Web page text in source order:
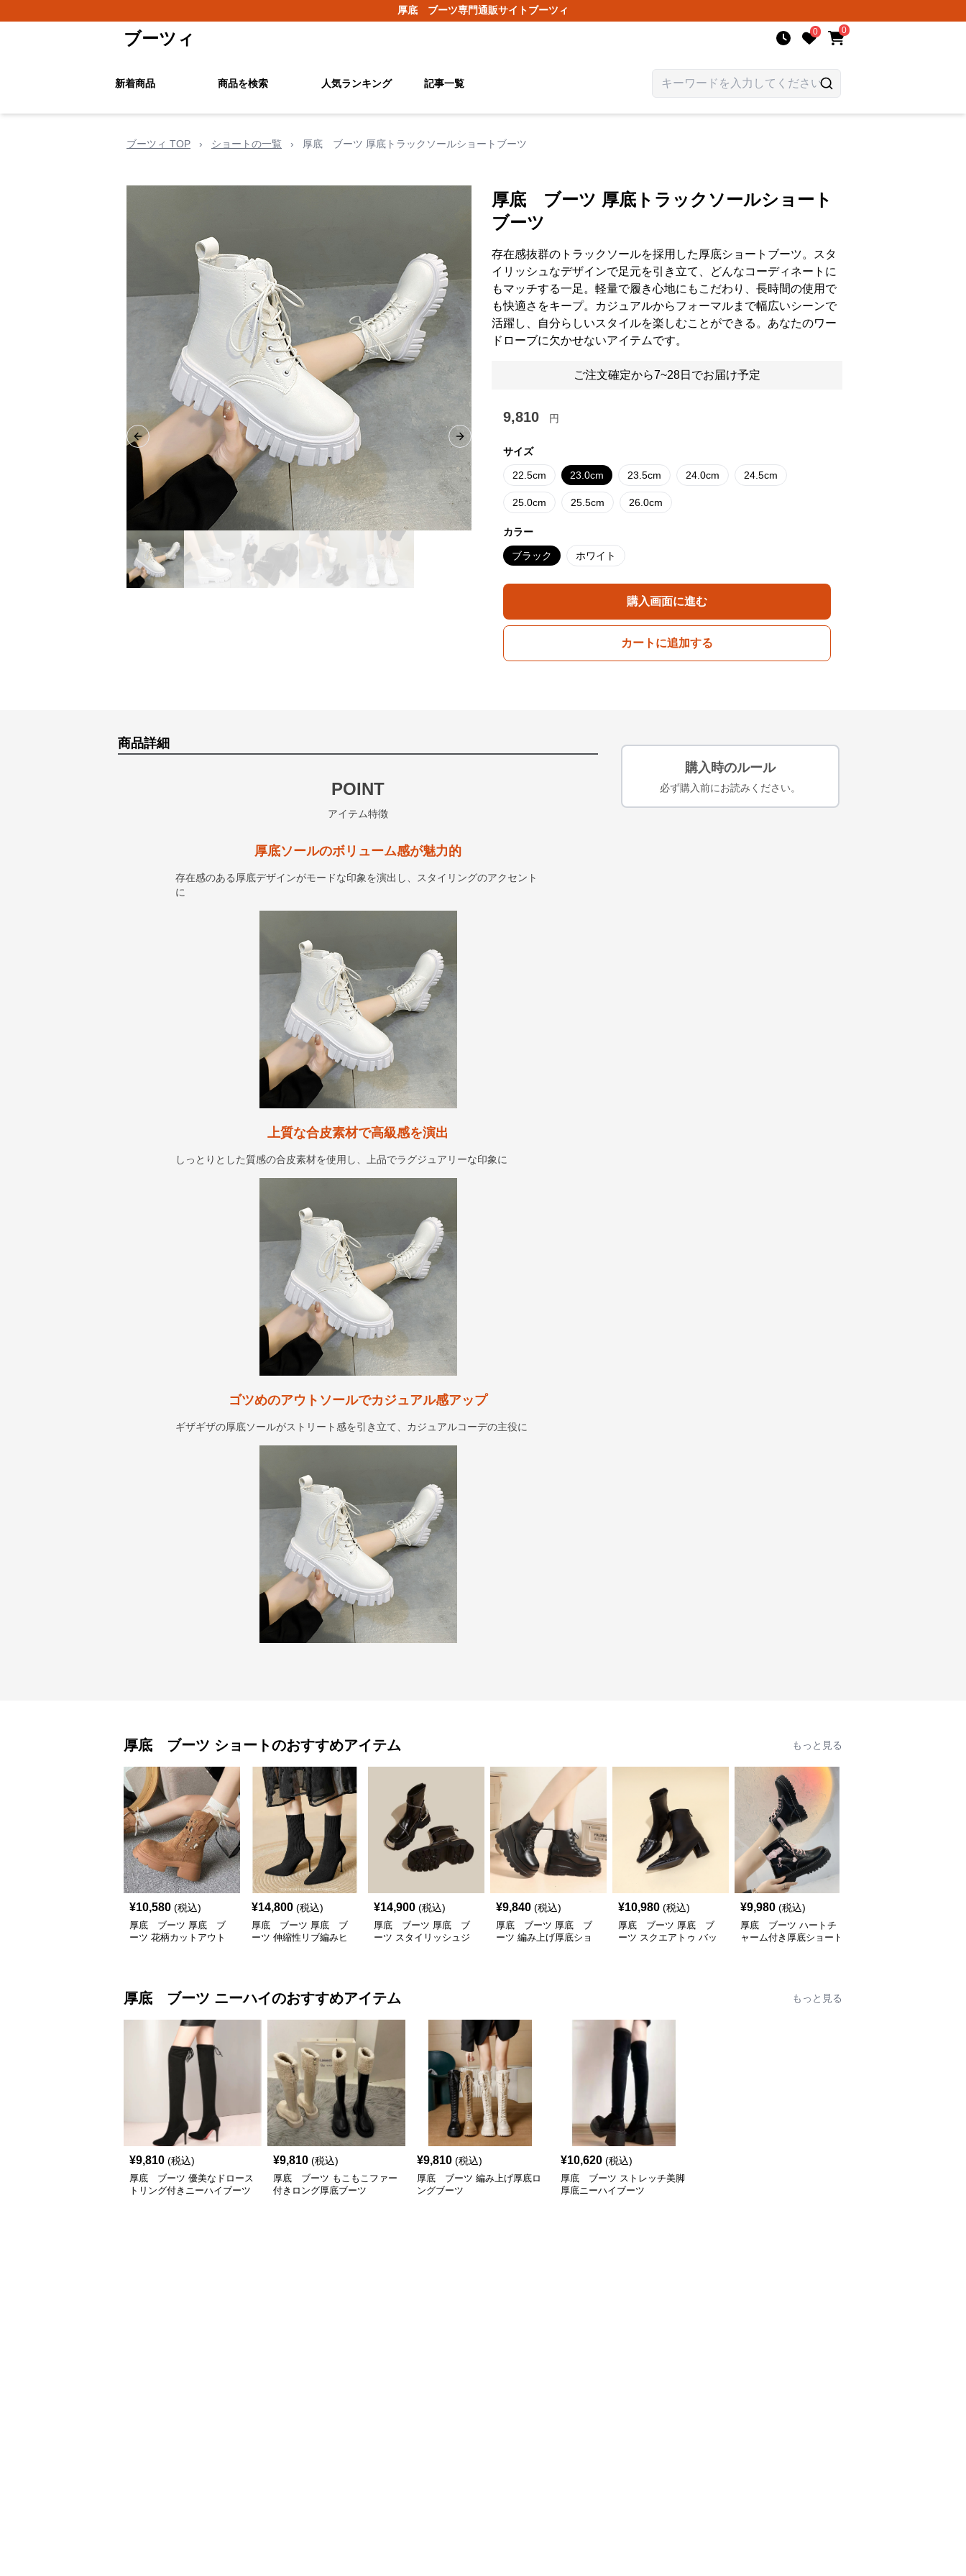
厚底 ブーツ専門通販サイトブーツィ
ブーツィ 0 0
新着商品 商品を検索 人気ランキング 記事一覧
ブーツィ TOP › ショートの一覧 › 厚底 ブーツ 厚底トラックソールショートブーツ
Previous slide Next slide
厚底 ブーツ 厚底トラックソールショート
ブーツ
存在感抜群のトラックソールを採用した厚底ショートブーツ。スタ
イリッシュなデザインで足元を引き立て、どんなコーディネートに
もマッチする一足。軽量で履き心地にもこだわり、長時間の使用で
も快適さをキープ。カジュアルからフォーマルまで幅広いシーンで
活躍し、自分らしいスタイルを楽しむことができる。あなたのワー
ドローブに欠かせないアイテムです。
ご注文確定から7~28日でお届け予定
9,810 円
サイズ
22.5cm 23.0cm 23.5cm 24.0cm 24.5cm
25.0cm 25.5cm 26.0cm
カラー
ブラック ホワイト
購入画面に進む
カートに追加する
商品詳細
POINT
アイテム特徴
厚底ソールのボリューム感が魅力的
存在感のある厚底デザインがモードな印象を演出し、スタイリングのアクセント
に
上質な合皮素材で高級感を演出
しっとりとした質感の合皮素材を使用し、上品でラグジュアリーな印象に
ゴツめのアウトソールでカジュアル感アップ
ギザギザの厚底ソールがストリート感を引き立て、カジュアルコーデの主役に
購入時のルール
必ず購入前にお読みください。
厚底 ブーツ ショートのおすすめアイテム もっと見る
¥10,580 (税込)
厚底 ブーツ 厚底 ブ
ーツ 花柄カットアウト
¥14,800 (税込)
厚底 ブーツ 厚底 ブ
ーツ 伸縮性リブ編みヒ
¥14,900 (税込)
厚底 ブーツ 厚底 ブ
ーツ スタイリッシュジ
¥9,840 (税込)
厚底 ブーツ 厚底 ブ
ーツ 編み上げ厚底ショ
¥10,980 (税込)
厚底 ブーツ 厚底 ブ
ーツ スクエアトゥ バッ
¥9,980 (税込)
厚底 ブーツ ハートチ
ャーム付き厚底ショート
厚底 ブーツ ニーハイのおすすめアイテム もっと見る
¥9,810 (税込)
厚底 ブーツ 優美なドロース
トリング付きニーハイブーツ
¥9,810 (税込)
厚底 ブーツ もこもこファー
付きロング厚底ブーツ
¥9,810 (税込)
厚底 ブーツ 編み上げ厚底ロ
ングブーツ
¥10,620 (税込)
厚底 ブーツ ストレッチ美脚
厚底ニーハイブーツ